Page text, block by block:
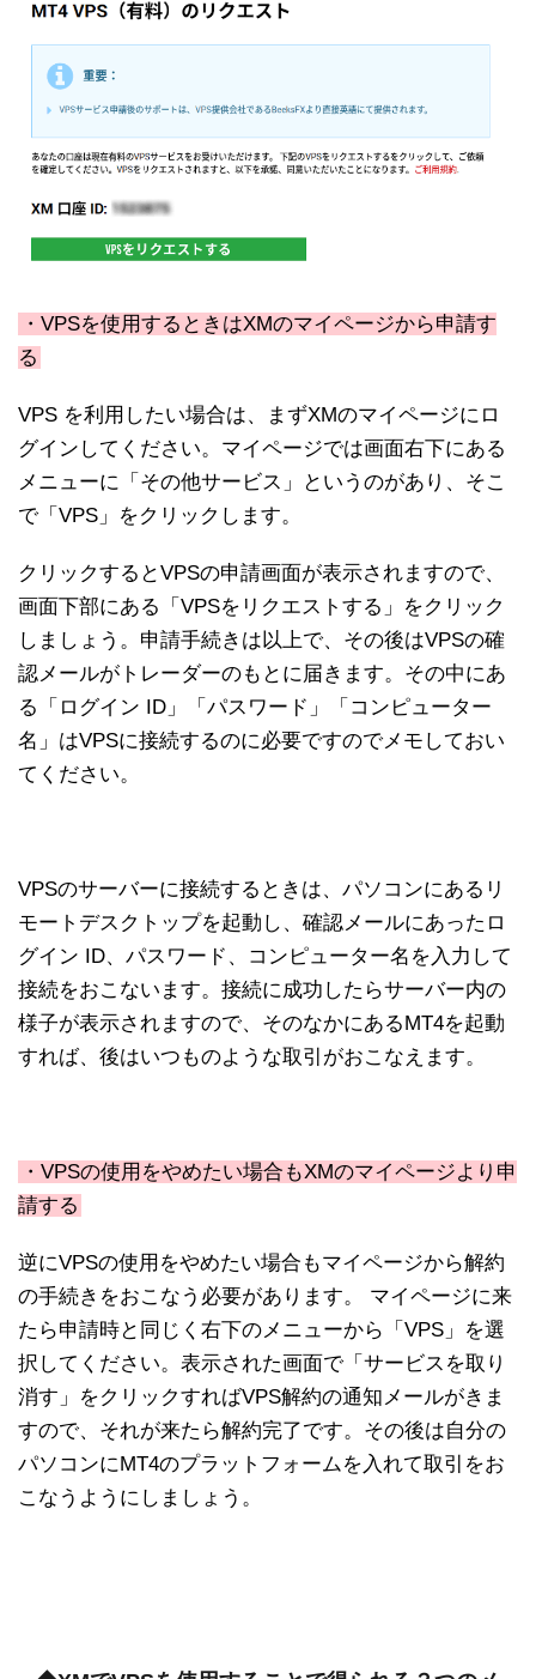
・VPSを使用するときはXMのマイページから申請す
る
VPS を利用したい場合は、まずXMのマイページにロ
グインしてください。マイページでは画面右下にある
メニューに「その他サービス」というのがあり、そこ
で「VPS」をクリックします。
クリックするとVPSの申請画面が表示されますので、
画面下部にある「VPSをリクエストする」をクリック
しましょう。申請手続きは以上で、その後はVPSの確
認メールがトレーダーのもとに届きます。その中にあ
る「ログイン ID」「パスワード」「コンピューター
名」はVPSに接続するのに必要ですのでメモしておい
てください。
VPSのサーバーに接続するときは、パソコンにあるリ
モートデスクトップを起動し、確認メールにあったロ
グイン ID、パスワード、コンピューター名を入力して
接続をおこないます。接続に成功したらサーバー内の
様子が表示されますので、そのなかにあるMT4を起動
すれば、後はいつものような取引がおこなえます。
・VPSの使用をやめたい場合もXMのマイページより申
請する
逆にVPSの使用をやめたい場合もマイページから解約
の手続きをおこなう必要があります。 マイページに来
たら申請時と同じく右下のメニューから「VPS」を選
択してください。表示された画面で「サービスを取り
消す」をクリックすればVPS解約の通知メールがきま
すので、それが来たら解約完了です。その後は自分の
パソコンにMT4のプラットフォームを入れて取引をお
こなうようにしましょう。